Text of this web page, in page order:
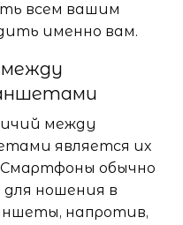
всем вашим
именно вам.
между
является их
обычно
ношения в
напротив,